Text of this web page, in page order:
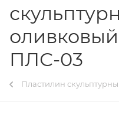
ПЛС-03
Пластилин